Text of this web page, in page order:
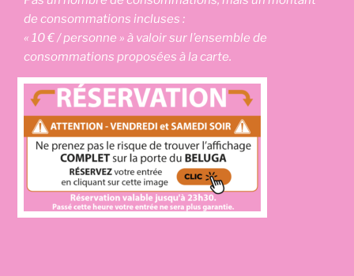
de consommations incluses :
« 10 € / personne » à valoir sur l’ensemble de
consommations proposées à la carte.